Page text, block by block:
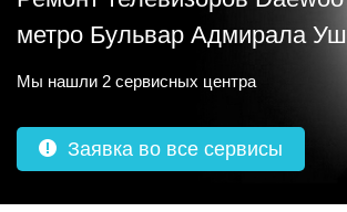
метро Бульвар Адмирала
Мы нашли 2 сервисных центра
Заявка во все сервисы